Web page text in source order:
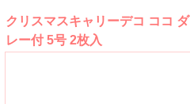
クリスマスキャリーデコ ココ
レー付 5号 2枚入